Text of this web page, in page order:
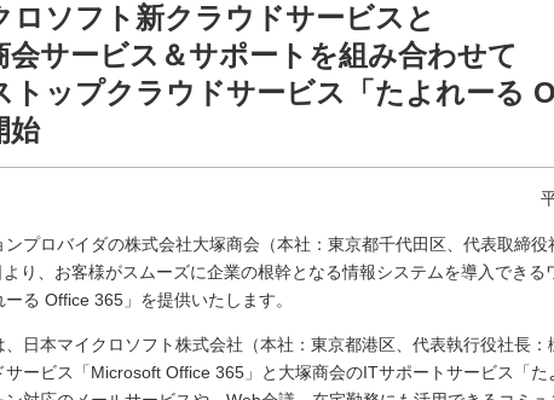
ロソフト新クラウドサービスと
会サービス＆サポートを組み合わせて
トップクラウドサービス「たよれーる
始
ンプロバイダの株式会社大塚商会（本社：東京都千代田区、代表取締
り、お客様がスムーズに企業の根幹となる情報システムを導入できる
ーる Office 365」を提供いたします。
、日本マイクロソフト株式会社（本社：東京都港区、代表執行役社長
サービス「Microsoft Office 365」と大塚商会のITサポートサービス「た